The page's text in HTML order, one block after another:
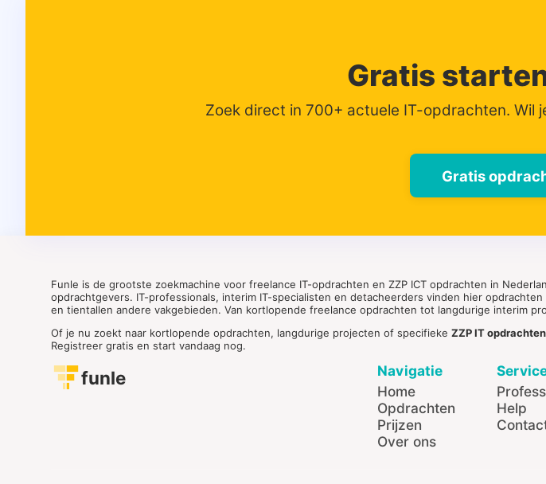
Gratis
Zoek direct in 700+ actuele IT-opdrachten. Wil
Gratis
Funle is de grootste zoekmachine voor freelance IT-opdrachten en ZZP ICT opdrachten in
opdrachtgevers. IT-professionals, interim IT-specialisten en detacheerders vinden hier opdrachten
en tientallen andere vakgebieden. Van kortlopende freelance opdrachten tot langdurige interim
Of je nu zoekt naar kortlopende opdrachten, langdurige projecten of specifieke ZZP IT opdrachten
Registreer gratis en start vandaag nog.
funle
Navigatie
Home
Opdrachten
Prijzen
Over ons
Help